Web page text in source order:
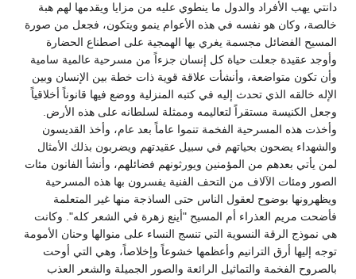
دانتي يهب الأفراد والدول ما ينطوي عليه من مزايا ويقدمها لهم هبة
خالصة، وكان هو نفسه في هذه الأعوام ينمو ويتكون، فجعل من صورة
المسيح الفضائل مجسمة يغري بها الهمجية على اصطناع الحضارة
وأوجد عقيدة جعلت حياة كل إنسان جزءاً من مسرحية عالمية سامية
وأن تكون متواضعة، وأنشأت علاقة قوية ذات خطة بين الإنسان وبين
الإله خالقه الذي تحدث إليه في كتبه المنزلية ووضع فيها قانوناً أخلاقياً
وجعل الكنيسة مستقراً لتعاليمه وممثلة لسلطانه على هذه الأرض.
وأخذت هذه المسرحية الفخمة تنموا عاماً بعد عام، وأخذ القديسون
والشهداء يضحون بحياتهم في سبيل عقيدتهم ويضربون بذلك الأمثال
لمن يأتي بعدهم من المؤمنين ويورثونهم فضائلهم، وأنشأ الفانون مئات
الصور ومئات الآلاف من التحف الفنية يفسرون بها هذه المسرحية
ويظهرونها بوضوح لعقول الناس حتى الساذجة منها غير المتعلمة
فأضحت مريم العذراء أم المسيح "أينع زهرة في الشعر كله". وكانت
هي نموذج الرقة النسوية التي تنسج النساء على منوالها وحنان الأمومة
توجه إليها أرق الترانيم وأعظمها خشوعاً وإخلاصاً، وهي التي أوحت
بالصروح الفخمة والتماثيل الرائعة والصور الجميلة والشعر العذب